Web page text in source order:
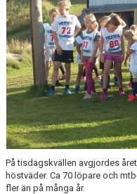
GÄSTBOK
BILDGALLERI
DOKUMENT
VÅRA LAG
MATCHER
TÄVLINGAR
På tisdagskvällen avgjordes
höstväder. Ca 70 löpare och
fler än på många år.